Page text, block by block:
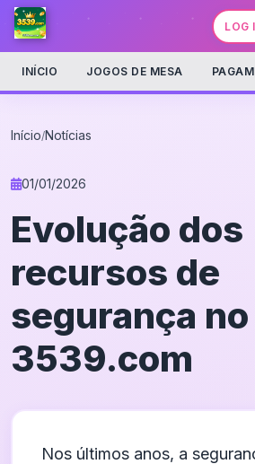
LOG
INÍCIO JOGOS DE MESA
Início/Notícias
01/01/2026
Evolução dos
recursos de
segurança
3539.com
Nos últimos anos, a